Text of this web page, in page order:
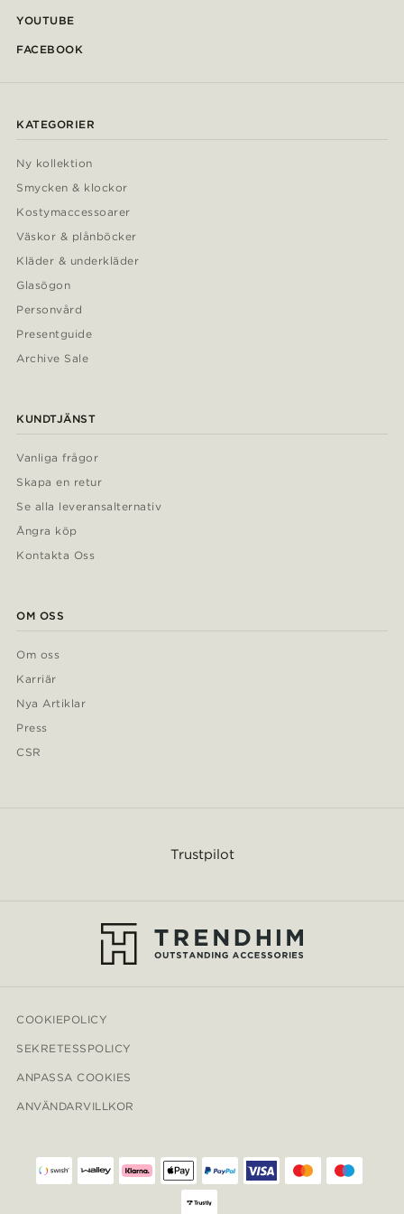
YOUTUBE
FACEBOOK
KATEGORIER
Ny kollektion
Smycken & klockor
Kostymaccessoarer
Väskor & plånböcker
Kläder & underkläder
Glasögon
Personvård
Presentguide
Archive Sale
KUNDTJÄNST
Vanliga frågor
Skapa en retur
Se alla leveransalternativ
Ångra köp
Kontakta Oss
OM OSS
Om oss
Karriär
Nya Artiklar
Press
CSR
Trustpilot
COOKIEPOLICY
SEKRETESSPOLICY
ANPASSA COOKIES
ANVÄNDARVILLKOR